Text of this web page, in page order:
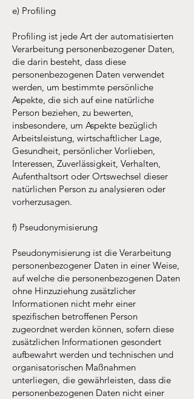
e) Profiling
Profiling ist jede Art der automatisierten
Verarbeitung personenbezogener Daten,
die darin besteht, dass diese
personenbezogenen Daten verwendet
werden, um bestimmte persönliche
Aspekte, die sich auf eine natürliche
Person beziehen, zu bewerten,
insbesondere, um Aspekte bezüglich
Arbeitsleistung, wirtschaftlicher Lage,
Gesundheit, persönlicher Vorlieben,
Interessen, Zuverlässigkeit, Verhalten,
Aufenthaltsort oder Ortswechsel dieser
natürlichen Person zu analysieren oder
vorherzusagen.
f) Pseudonymisierung
Pseudonymisierung ist die Verarbeitung
personenbezogener Daten in einer Weise,
auf welche die personenbezogenen Daten
ohne Hinzuziehung zusätzlicher
Informationen nicht mehr einer
spezifischen betroffenen Person
zugeordnet werden können, sofern diese
zusätzlichen Informationen gesondert
aufbewahrt werden und technischen und
organisatorischen Maßnahmen
unterliegen, die gewährleisten, dass die
personenbezogenen Daten nicht einer